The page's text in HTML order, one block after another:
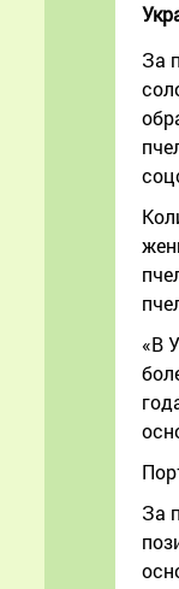
За
«В
За